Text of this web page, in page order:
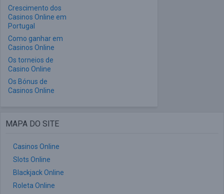
Crescimento dos
Casinos Online em
Portugal
Como ganhar em
Casinos Online
Os torneios de
Casino Online
Os Bónus de
Casinos Online
MAPA DO SITE
Casinos Online
Slots Online
Blackjack Online
Roleta Online